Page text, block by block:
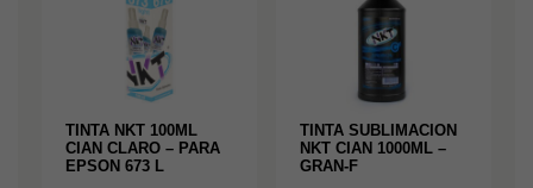
TINTA NKT 100ML
CIAN CLARO – PARA
EPSON 673 L
TINTA SUBLIMACION
NKT CIAN 1000ML –
GRAN-F